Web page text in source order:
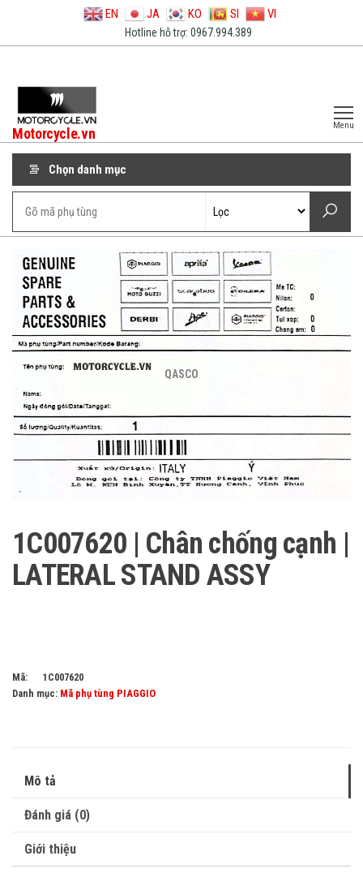
EN JA KO SI VI
Hotline hỗ trợ: 0967.994.389
Motorcycle.vn Menu
Chọn danh mục
QASCO
1C007620 | Chân chống cạnh |
LATERAL STAND ASSY
Mã:
1C007620
Danh mục: Mã phụ tùng PIAGGIO
Mô tả
Đánh giá (0)
Giới thiệu